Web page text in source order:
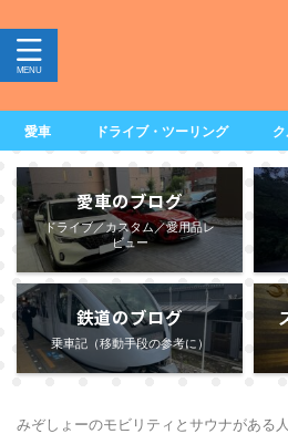
愛車 ドライブ・ツーリング
愛車のブログ
ドライブ／カスタム／愛用品レ
ビュー
鉄道のブログ
乗車記（移動手段の参考に）
みぞしょーのモビリティとサウナがある